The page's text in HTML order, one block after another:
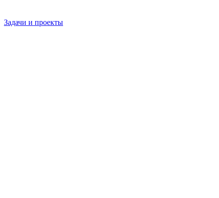
Задачи и проекты